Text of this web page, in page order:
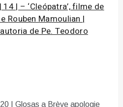
| – ‘Cleópatra’, filme de
Rouben Mamoulian |
de Pe. Teodoro